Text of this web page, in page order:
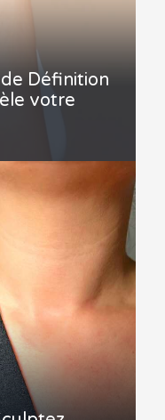
Définition
votre